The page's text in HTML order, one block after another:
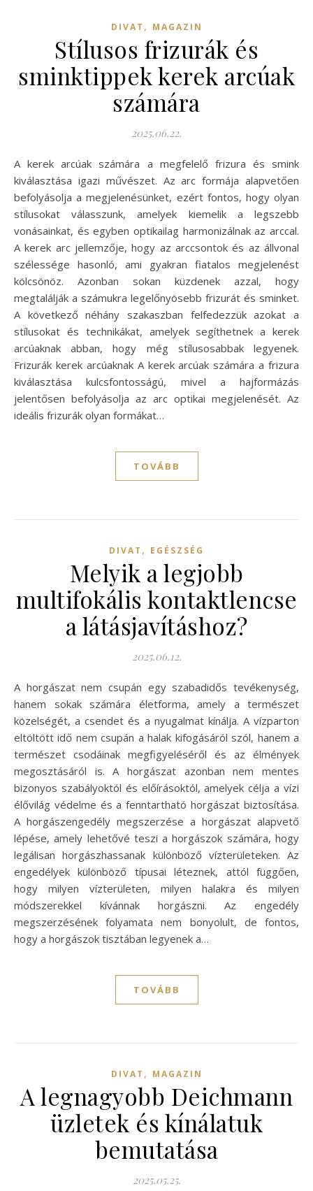
DIVAT , MAGAZIN
Stílusos frizurák és
sminktippek kerek arcúak
számára
2025.06.22.
A kerek arcúak számára a megfelelő frizura és smink
kiválasztása igazi művészet. Az arc formája alapvetően
befolyásolja a megjelenésünket, ezért fontos, hogy olyan
stílusokat válasszunk, amelyek kiemelik a legszebb
vonásainkat, és egyben optikailag harmonizálnak az arccal.
A kerek arc jellemzője, hogy az arccsontok és az állvonal
szélessége hasonló, ami gyakran fiatalos megjelenést
kölcsönöz. Azonban sokan küzdenek azzal, hogy
megtalálják a számukra legelőnyösebb frizurát és sminket.
A következő néhány szakaszban felfedezzük azokat a
stílusokat és technikákat, amelyek segíthetnek a kerek
arcúaknak abban, hogy még stílusosabbak legyenek.
Frizurák kerek arcúaknak A kerek arcúak számára a frizura
kiválasztása kulcsfontosságú, mivel a hajformázás
jelentősen befolyásolja az arc optikai megjelenését. Az
ideális frizurák olyan formákat…
TOVÁBB
DIVAT , EGÉSZSÉG
Melyik a legjobb
multifokális kontaktlencse
a látásjavításhoz?
2025.06.12.
A horgászat nem csupán egy szabadidős tevékenység,
hanem sokak számára életforma, amely a természet
közelségét, a csendet és a nyugalmat kínálja. A vízparton
eltöltött idő nem csupán a halak kifogásáról szól, hanem a
természet csodáinak megfigyeléséről és az élmények
megosztásáról is. A horgászat azonban nem mentes
bizonyos szabályoktól és előírásoktól, amelyek célja a vízi
élővilág védelme és a fenntartható horgászat biztosítása.
A horgászengedély megszerzése a horgászat alapvető
lépése, amely lehetővé teszi a horgászok számára, hogy
legálisan horgászhassanak különböző vízterületeken. Az
engedélyek különböző típusai léteznek, attól függően,
hogy milyen vízterületen, milyen halakra és milyen
módszerekkel kívánnak horgászni. Az engedély
megszerzésének folyamata nem bonyolult, de fontos,
hogy a horgászok tisztában legyenek a…
TOVÁBB
DIVAT , MAGAZIN
A legnagyobb Deichmann
üzletek és kínálatuk
bemutatása
2025.05.25.